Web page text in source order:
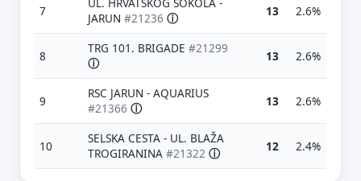
7
JARUN #21236 ⓘ 13 2.6%
8
TRG 101. BRIGADE #21299
ⓘ
13 2.6%
9
RSC JARUN - AQUARIUS
#21366 ⓘ 13 2.6%
10
SELSKA CESTA - UL. BLAŽA
TROGIRANINA #21322 ⓘ 12 2.4%
Predloži poboljšanje ove stranice
Što bi ti ovdje bilo korisno? Koje pitanje želiš da ova
stranica može odgovoriti? (npr. “kada je
najpraznije?”, “što znači ovaj skok?”, “što još